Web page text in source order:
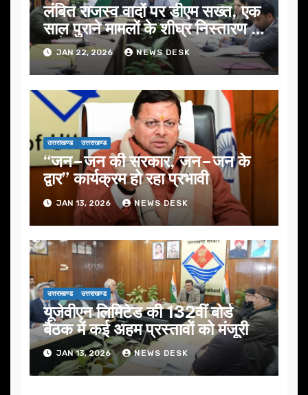
लंबित राजस्व वादों पर डीएम सख्त, एक
साल पुराने मामलों के शीघ्र निस्तारण के
आदेश…
JAN 22, 2026 NEWS DESK
उत्तराखण्ड उत्तराखण्ड
“जन–जन की सरकार, जन–जन के
द्वार” कार्यक्रम हो रहा प्रभावी
JAN 13, 2026 NEWS DESK
उत्तराखण्ड उत्तराखण्ड
यूजेवीएन लिमिटेड की 132वीं बोर्ड
बैठक में कई अहम प्रस्तावों को मंजूरी
JAN 13, 2026 NEWS DESK